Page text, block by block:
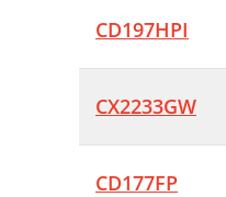
CD197HPI
CX2233GW
CD177FP